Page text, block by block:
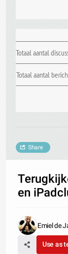
Totaal aantal
Totaal aantal
Share
en
Emiel de
Use as